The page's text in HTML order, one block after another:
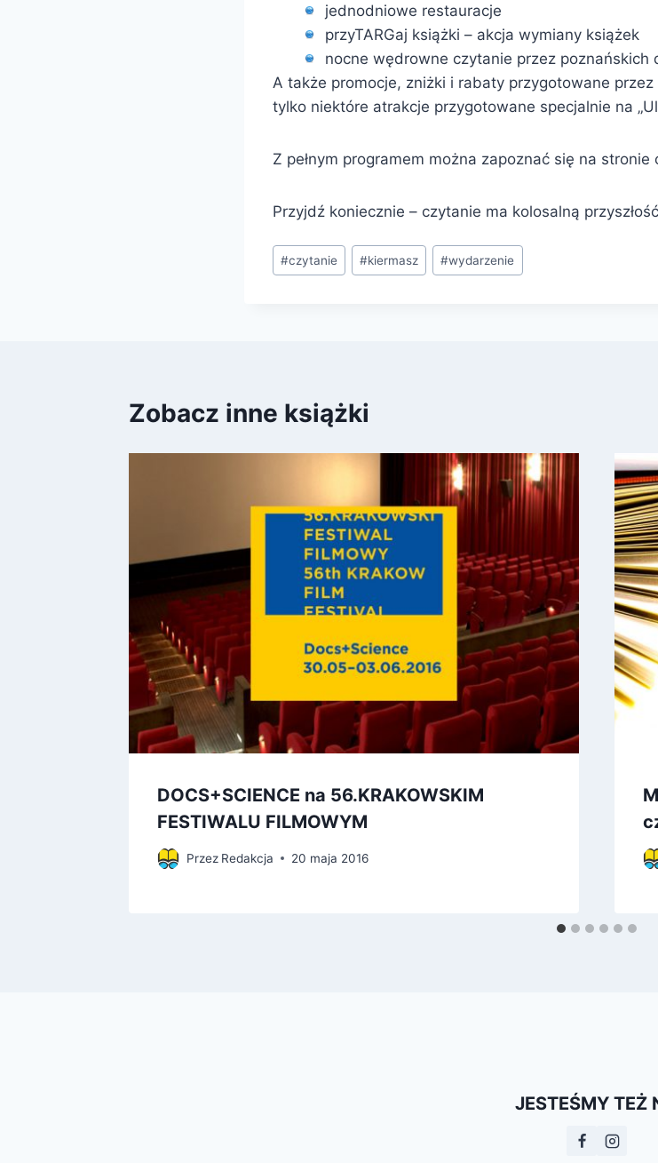
jednodniowe restauracje
przyTARGaj książki – akcja wymiany książek
nocne wędrowne czytanie przez poznańskich
A także promocje, zniżki i rabaty przygotowane
tylko niektóre atrakcje przygotowane specjalnie na
Z pełnym programem można zapoznać się na stronie
Przyjdź koniecznie – czytanie ma kolosalną
Tagi
wpisu:
#czytanie #kiermasz #wydarzenie
Zobacz inne książki
DOCS+SCIENCE na 56.KRAKOWSKIM
FESTIWALU FILMOWYM
Przez Redakcja 20 maja 2016
JESTEŚMY TEŻ